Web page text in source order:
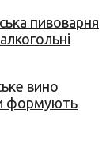
пивоварня
вино
формують